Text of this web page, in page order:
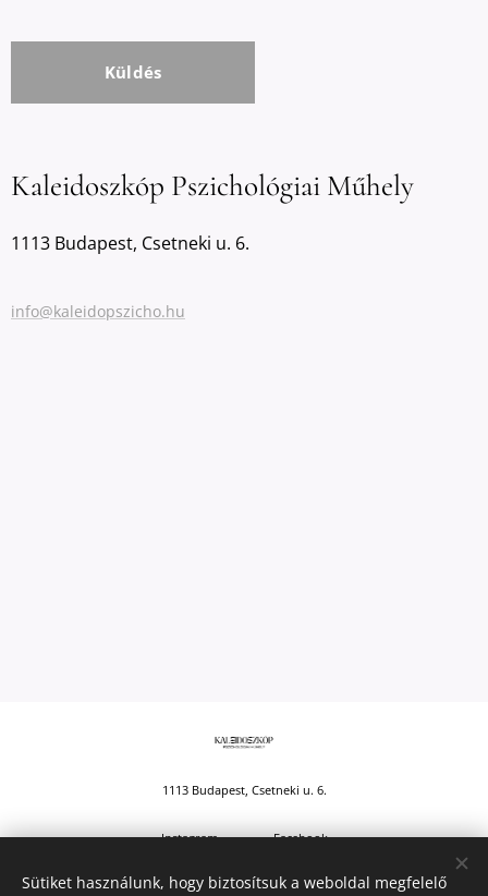
Küldés
Kaleidoszkóp Pszichológiai Műhely
1113 Budapest, Csetneki u. 6.
info@kaleidopszicho.hu
1113 Budapest, Csetneki u. 6.
Instagram Facebook
Kaleidoszkóp Pszichológiai Műhely 2025 © Minden jog fenntartva.
Sütiket használunk, hogy biztosítsuk a weboldal megfelelő